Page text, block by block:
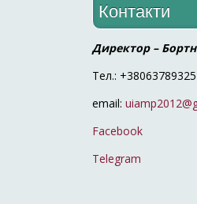
Контакти
Директор –
Тел.:
email:
Facebook
Telegram